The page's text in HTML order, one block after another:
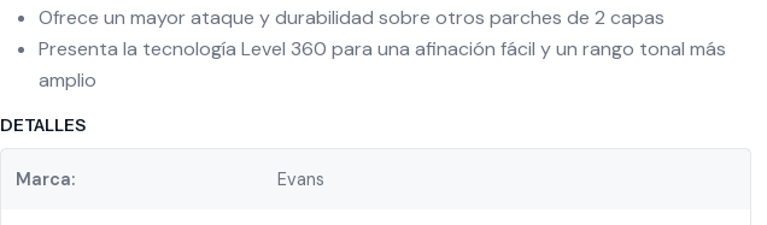
Ofrece un mayor ataque y durabilidad sobre otros parches de 2 capas
Presenta la tecnología Level 360 para una afinación fácil y un rango tonal más
amplio
DETALLES
Marca: Evans